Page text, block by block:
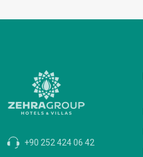
+90 252 424 06 42